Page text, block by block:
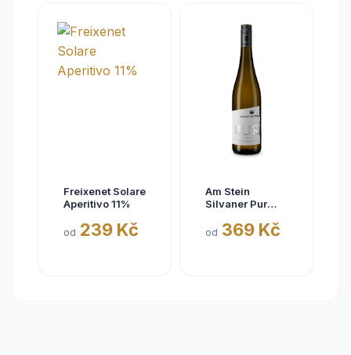
Freixenet Solare
Aperitivo 11%
od 239 Kč
Am Stein
Silvaner Pur
od 369 Kč